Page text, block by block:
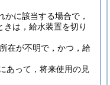
かに該当する場合で，
は，給水装置を切り
在が不明で，かつ，給
あって，将来使用の見